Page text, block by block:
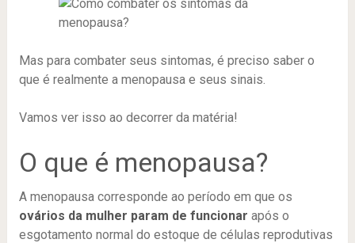
Mas para combater seus sintomas, é preciso saber o
que é realmente a menopausa e seus sinais.
Vamos ver isso ao decorrer da matéria!
O que é menopausa?
A menopausa corresponde ao período em que os
ovários da mulher param de funcionar após o
esgotamento normal do estoque de células reprodutivas